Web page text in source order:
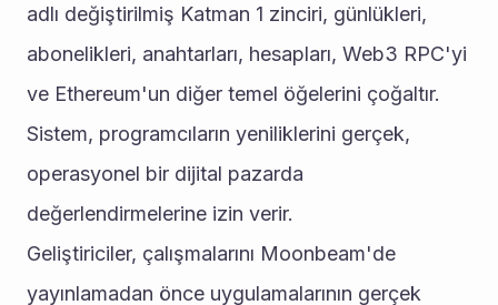
adlı değiştirilmiş Katman 1 zinciri, günlükleri,
abonelikleri, anahtarları, hesapları, Web3 RPC'yi
ve Ethereum'un diğer temel öğelerini çoğaltır.
Sistem, programcıların yeniliklerini gerçek,
operasyonel bir dijital pazarda
değerlendirmelerine izin verir.
Geliştiriciler, çalışmalarını Moonbeam'de
yayınlamadan önce uygulamalarının gerçek